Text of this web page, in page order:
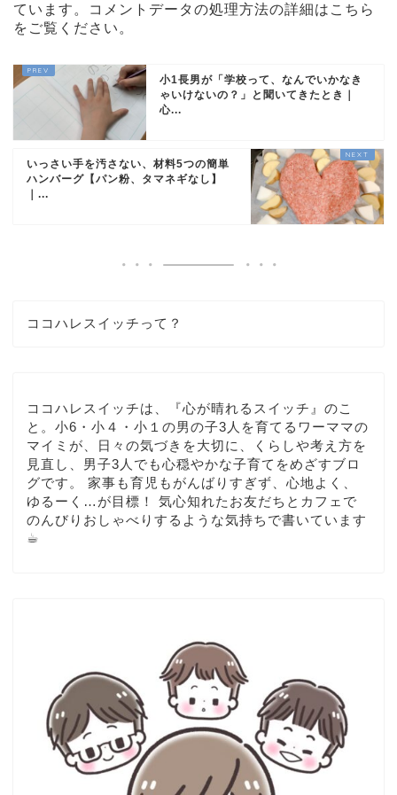
ています。
コメントデータの処理方法の詳細はこちら
をご覧ください 。
小1長男が「学校って、なんでいかなき
ゃいけないの？」と聞いてきたとき｜
心...
いっさい手を汚さない、材料5つの簡単
ハンバーグ【パン粉、タマネギなし】
｜...
ココハレスイッチって？
ココハレスイッチは、『心が晴れるスイッチ』のこ
と。小6・小４・小１の男の子3人を育てるワーママの
マイミが、日々の気づきを大切に、くらしや考え方を
見直し、男子3人でも心穏やかな子育てをめざすブロ
グです。 家事も育児もがんばりすぎず、心地よく、
ゆるーく…が目標！ 気心知れたお友だちとカフェで
のんびりおしゃべりするような気持ちで書いています
☕︎